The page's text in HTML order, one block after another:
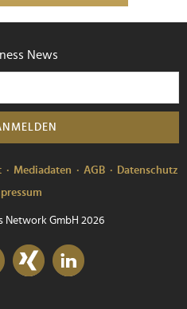
News
Mediadaten AGB
Datenschutz
Network GmbH 2026